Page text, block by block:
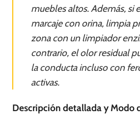
muebles altos. Además, si
marcaje con orina, limpia
zona con un limpiador
contrario, el olor residual
la conducta incluso con
activas.
Descripción detallada y Modo